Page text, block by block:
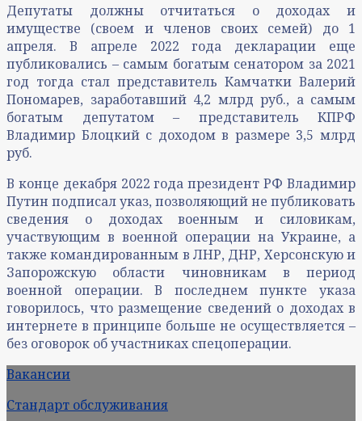
Депутаты должны отчитаться о доходах и
имуществе (своем и членов своих семей) до 1
апреля. В апреле 2022 года декларации еще
публиковались – самым богатым сенатором за 2021
год тогда стал представитель Камчатки Валерий
Пономарев, заработавший 4,2 млрд руб., а самым
богатым депутатом – представитель КПРФ
Владимир Блоцкий с доходом в размере 3,5 млрд
руб.
В конце декабря 2022 года президент РФ Владимир
Путин подписал указ, позволяющий не публиковать
сведения о доходах военным и силовикам,
участвующим в военной операции на Украине, а
также командированным в ЛНР, ДНР, Херсонскую и
Запорожскую области чиновникам в период
военной операции. В последнем пункте указа
говорилось, что размещение сведений о доходах в
интернете в принципе больше не осуществляется –
без оговорок об участниках спецоперации.
Вакансии
Стандарт обслуживания